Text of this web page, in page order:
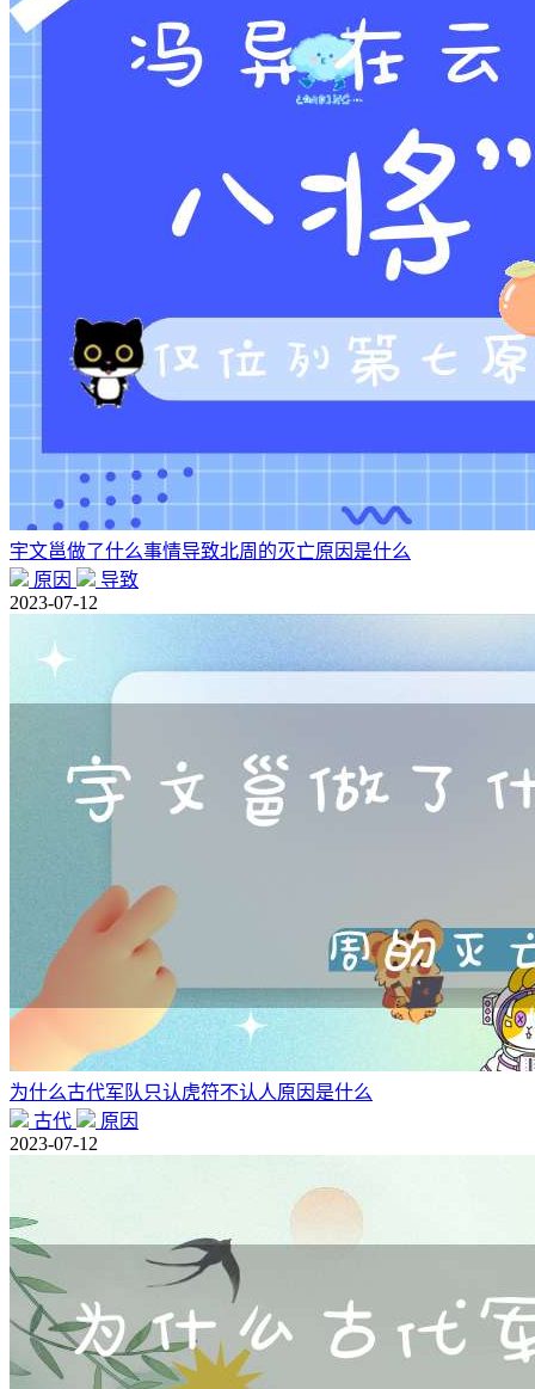
宇文邕做了什么事情导致北周的灭亡原因是什么
原因
导致
2023-07-12
为什么古代军队只认虎符不认人原因是什么
古代
原因
2023-07-12